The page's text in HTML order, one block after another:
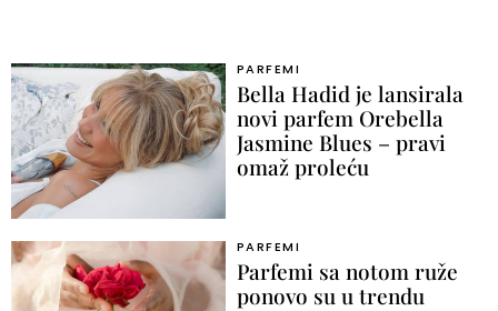
PARFEMI
Bella Hadid je lansirala
novi parfem Orebella
Jasmine Blues – pravi
omaž proleću
PARFEMI
Parfemi sa notom ruže
ponovo su u trendu